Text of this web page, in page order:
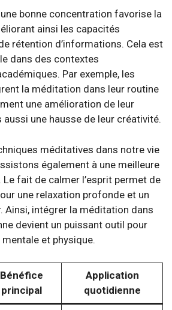
bonne concentration favorise la
ainsi les capacités
rétention d’informations. Cela est
dans des contextes
Par exemple, les
la méditation dans leur routine
une amélioration de leur
une hausse de leur créativité.
méditatives dans notre vie
également à une meilleure
fait de calmer l’esprit permet de
une relaxation profonde et un
Ainsi, intégrer la méditation dans
devient un puissant outil pour
et physique.
Bénéfice
principal
Application
quotidienne